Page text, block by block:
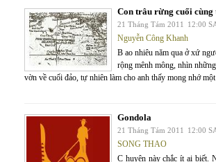
Con trâu rừng cuối cùng
21 Tháng Tám 2011 12:00
Nguyễn Công Khanh
B ao nhiêu năm qua ở xứ
rộng mênh mông, nhìn
vờn về cuối đảo, tự nhiên làm cho anh thấy mong nhớ
Gondola
21 Tháng Tám 2011 12:00
SONG THAO
C huyện này chắc ít ai biết.